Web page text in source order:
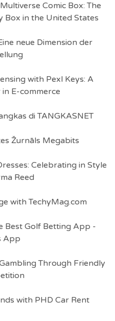
Comic Box: The
Box in the United States
neue Dimension der
with Pexl Keys: A
E-commerce
di TANGKASNET
Žurnāls Megabits
Celebrating in Style
Reed
with TechyMag.com
Best Golf Betting App -
App
Through Friendly
with PHD Car Rent